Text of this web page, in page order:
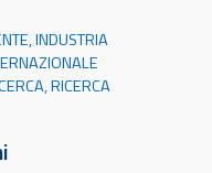
INDUSTRIA
RICERCA